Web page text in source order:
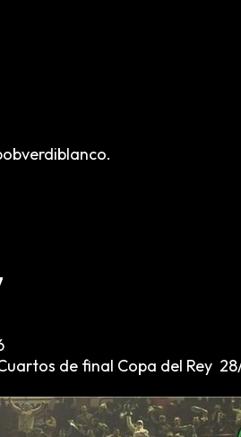
de final Copa del Rey